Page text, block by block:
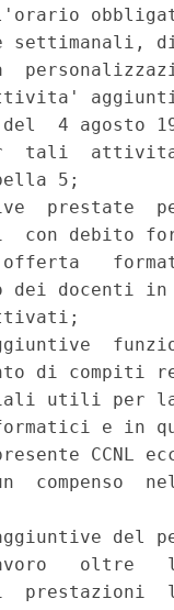
4 agosto
tali  attivita'
5;
prestate
con debito
dei docenti
di compiti
utili per
e in
CCNL
del
oltre